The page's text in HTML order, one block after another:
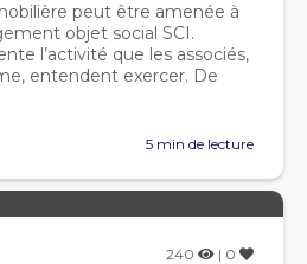
peut être amenée à
objet social SCI.
l’activité que les associés,
entendent exercer. De
5 min de lecture
240 | 0